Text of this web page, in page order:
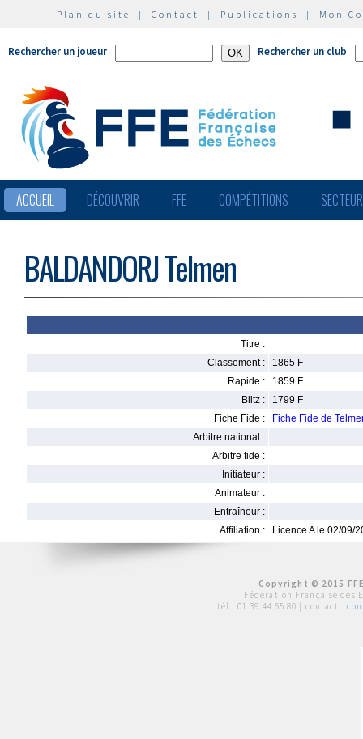
Plan du site | Contact | Publications | Mon
Rechercher un joueur Rechercher un club
ACCUEIL DÉCOUVRIR FFE COMPÉTITIONS
BALDANDORJ Telmen
Titre :
Classement :
1865 F
Rapide :
1859 F
Blitz :
1799 F
Fiche Fide :
Fiche Fide de
Arbitre national :
Arbitre fide :
Initiateur :
Animateur :
Entraîneur :
Affiliation :
Licence A le 02/09/
Copyright © 2015
Fédération Française des
tél : 01 39 44 65 80 | contact :